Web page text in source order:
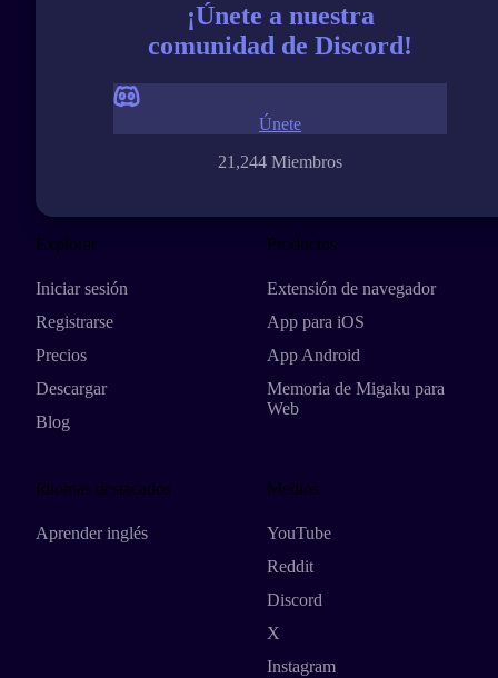
¡Únete a nuestra
comunidad de Discord!
21,244 Miembros
Únete
Explorar
Iniciar sesión
Registrarse
Precios
Descargar
Blog
Productos
Extensión de navegador
App para iOS
App Android
Memoria de Migaku para
Web
Idiomas destacados
Aprender inglés
Medios
YouTube
Reddit
Discord
X
Instagram